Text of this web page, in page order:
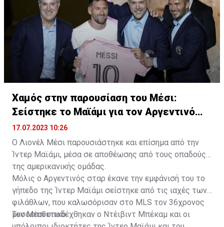
Χαμός στην παρουσίαση του Μέσι:
Σείστηκε το Μαϊάμι για τον Αργεντινό
σταρ
17.07.2023 10:26
Ο Λιονέλ Μέσι παρουσιάστηκε και επίσημα από την
Ίντερ Μαϊάμι, μέσα σε αποθέωσης από τους οπαδούς
της αμερικανικής ομάδας.
Μόλις ο Αργεντινός σταρ έκανε την εμφάνισή του το
γήπεδο της Ίντερ Μαϊάμι σείστηκε από τις ιαχές των
φιλάθλων, που καλωσόρισαν στο MLS τον 36χρονος
μεσοεπιθετικό.
Τον Μέσι υποδέχθηκαν ο Ντέιβιντ Μπέκαμ και οι